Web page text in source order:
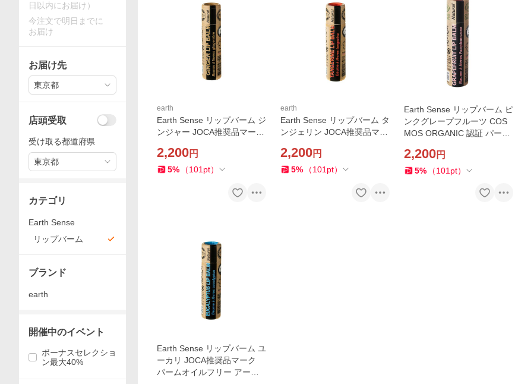
earth
Earth Sense リップバーム ジ
ンジャー JOCA推奨品マーク
センス オーガニック サステ
ナブル コスメ
2,200円
5% （101 pt）
earth
Earth Sense リップバーム タ
ンジェリン JOCA推奨品マー
スセンス オーガニック サス
テナブル コスメ
2,200円
5% （101 pt）
Earth Sense リップバーム ピ
ンクグレープフルーツ COS
MOS ORGANIC 認証 パーム
オーガニック サステナブル
2,200円
5% （101 pt）
Earth Sense リップバーム ユ
ーカリ JOCA推奨品マーク
パームオイルフリー アース
日以内にお届け）
今注文で明日までに
お届け
お届け先
東京都
店頭受取
受け取る都道府県
東京都
カテゴリ
Earth Sense
リップバーム
ブランド
earth
開催中のイベント
ボーナスセレクショ
ン最大40%